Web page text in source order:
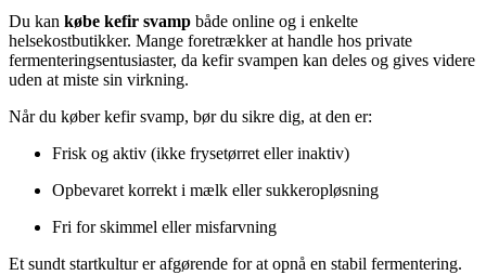
Du kan købe kefir svamp både online og i enkelte
helsekostbutikker. Mange foretrækker at handle hos private
fermenteringsentusiaster, da kefir svampen kan deles og gives videre
uden at miste sin virkning.
Når du køber kefir svamp, bør du sikre dig, at den er:
Frisk og aktiv (ikke frysetørret eller inaktiv)
Opbevaret korrekt i mælk eller sukkeropløsning
Fri for skimmel eller misfarvning
Et sundt startkultur er afgørende for at opnå en stabil fermentering.